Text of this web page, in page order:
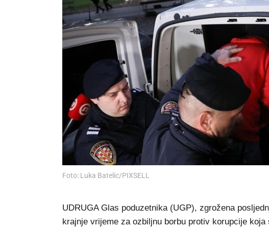
Foto: Luka Batelic/PIXSELL
UDRUGA Glas poduzetnika (UGP), zgrožena
krajnje vrijeme za ozbiljnu borbu protiv korupcije